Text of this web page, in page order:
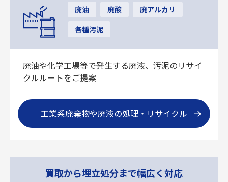
廃油 廃酸 廃アルカリ
各種汚泥
廃油や化学工場等で発生する廃液、汚泥のリサイ
クルルートをご提案
工業系廃棄物や廃液の処理・リサイクル
買取から埋立処分まで幅広く対応